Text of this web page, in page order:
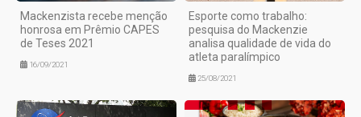
Mackenzista recebe menção
honrosa em Prêmio CAPES
de Teses 2021
16/09/2021
Esporte como trabalho:
pesquisa do Mackenzie
analisa qualidade de vida do
atleta paralímpico
25/08/2021